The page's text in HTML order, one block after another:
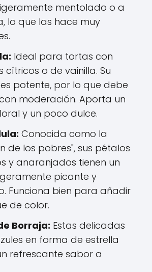
mentolado o a
lo que las hace muy
Ideal para tortas con
cítricos o de vainilla. Su
potente, por lo que debe
moderación. Aporta un
y un poco dulce.
Conocida como la
de los pobres", sus pétalos
y anaranjados tienen un
picante y
Funciona bien para añadir
de color.
Borraja: Estas delicadas
en forma de estrella
refrescante sabor a